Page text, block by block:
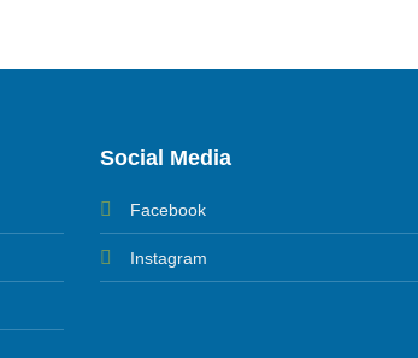
Social Media
Facebook
Instagram